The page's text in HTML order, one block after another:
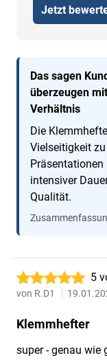
Jetzt
Das sagen
überzeugen
Verhältnis
Die
Vielseitigkeit
intensiver
Qualität.
5
von R.D1
Klemmhefter
super - genau wie